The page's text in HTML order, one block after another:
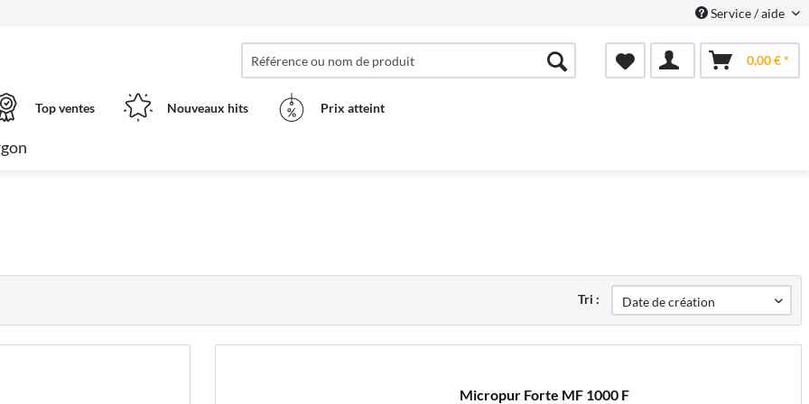
Service / aide
0,00 € *
Top ventes Nouveaux hits Prix ​​atteint
Tri :
Micropur Forte MF 1000 F